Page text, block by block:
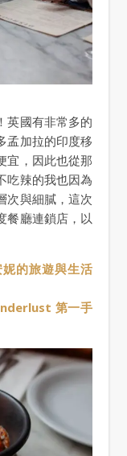
孟加拉的印度移
宜，因此也從那
吃辣的我也因為
次與細膩，這次
餐廳連鎖店，以
的旅遊與生活
第一手